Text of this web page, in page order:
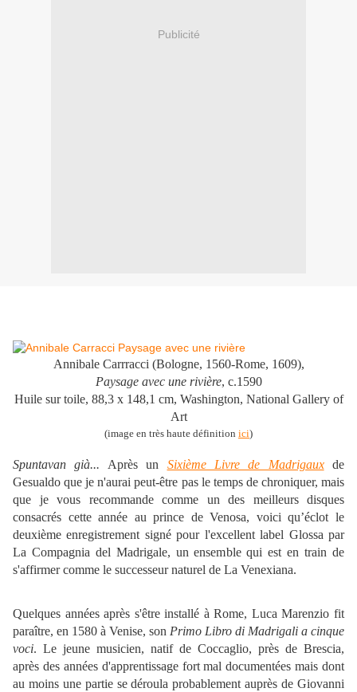
Publicité
Annibale Carrracci (Bologne, 1560-Rome, 1609),
Paysage avec une rivière, c.1590
Huile sur toile, 88,3 x 148,1 cm, Washington, National Gallery of
Art
(image en très haute définition ici)
Spuntavan già... Après un Sixième Livre de Madrigauxde
Gesualdo que je n'aurai peut-être pas le temps de chroniquer, mais
que je vous recommande comme un des meilleurs disques
consacrés cette année au prince de Venosa, voici qu’éclot le
deuxième enregistrement signé pour l'excellent label Glossa par
La Compagnia del Madrigale, un ensemble qui est en train de
s'affirmer comme le successeur naturel de La Venexiana.
Quelques années après s'être installé à Rome, Luca Marenzio fit
paraître, en 1580 à Venise, son Primo Libro di Madrigali a cinque
voci. Le jeune musicien, natif de Coccaglio, près de Brescia,
après des années d'apprentissage fort mal documentées mais dont
au moins une partie se déroula probablement auprès de Giovanni